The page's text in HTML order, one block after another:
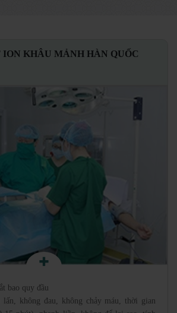
KHÂU MẢNH HÀN QUỐC
bao quy đầu
không đau, không chảy máu, thời gian